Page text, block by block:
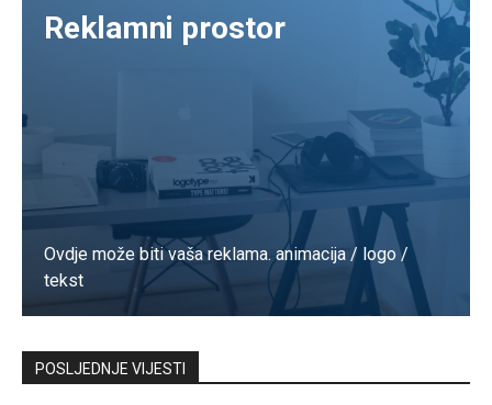
Reklamni prostor
Ovdje može biti vaša reklama. animacija / logo /
tekst
Kontaktirajte nas
POSLJEDNJE VIJESTI